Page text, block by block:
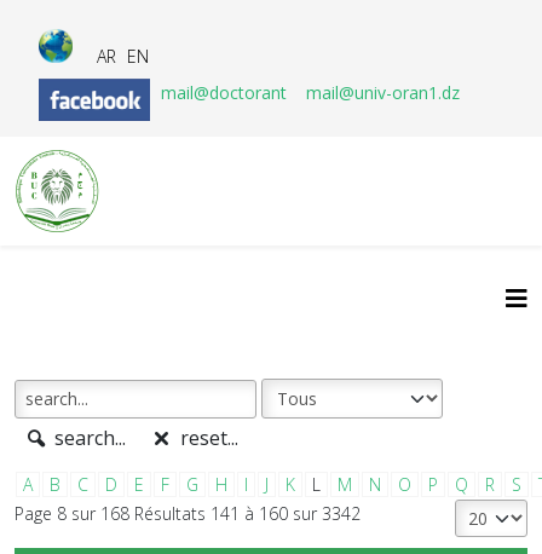
AR EN
mail@doctorant
mail@univ-oran1.dz
search... reset...
A B C D E F G H I J K L M N O P Q R S
Page 8 sur 168 Résultats 141 à 160 sur 3342